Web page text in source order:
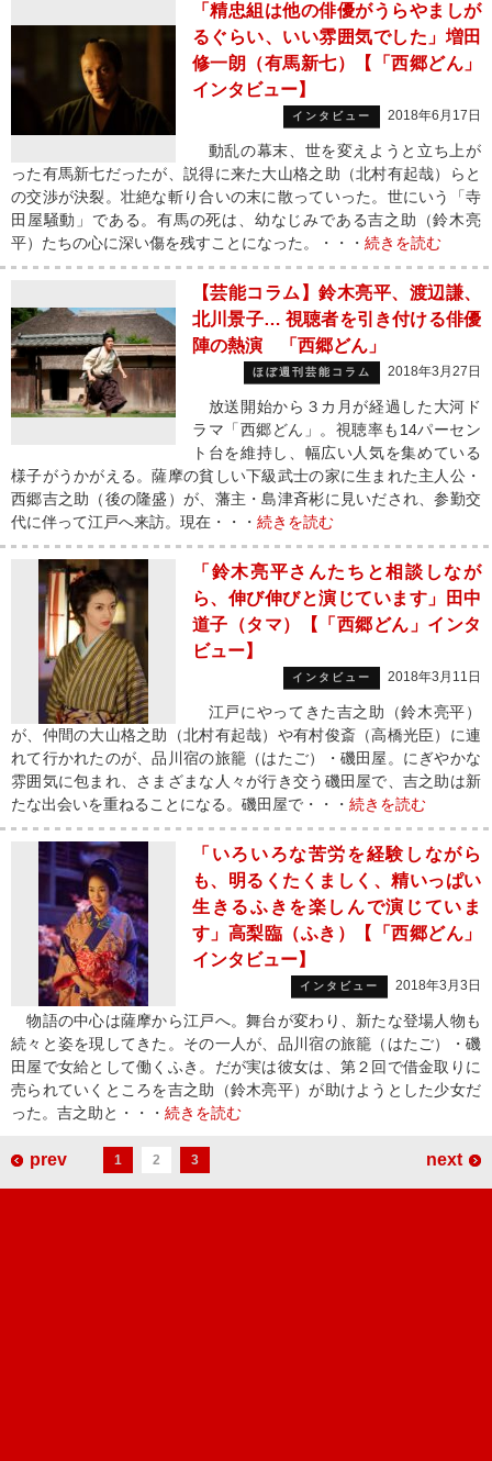
「精忠組は他の俳優がうらやましが
るぐらい、いい雰囲気でした」増田
修一朗（有馬新七）【「西郷どん」
インタビュー】
インタビュー 2018年6月17日
動乱の幕末、世を変えようと立ち上が
った有馬新七だったが、説得に来た大山格之助（北村有起哉）らと
の交渉が決裂。壮絶な斬り合いの末に散っていった。世にいう「寺
田屋騒動」である。有馬の死は、幼なじみである吉之助（鈴木亮
平）たちの心に深い傷を残すことになった。・・・ 続きを読む
【芸能コラム】鈴木亮平、渡辺謙、
北川景子… 視聴者を引き付ける俳優
陣の熱演 「西郷どん」
ほぼ週刊芸能コラム 2018年3月27日
放送開始から３カ月が経過した大河ド
ラマ「西郷どん」。視聴率も14パーセン
ト台を維持し、幅広い人気を集めている
様子がうかがえる。薩摩の貧しい下級武士の家に生まれた主人公・
西郷吉之助（後の隆盛）が、藩主・島津斉彬に見いだされ、参勤交
代に伴って江戸へ来訪。現在・・・ 続きを読む
「鈴木亮平さんたちと相談しなが
ら、伸び伸びと演じています」田中
道子（タマ）【「西郷どん」インタ
ビュー】
インタビュー 2018年3月11日
江戸にやってきた吉之助（鈴木亮平）
が、仲間の大山格之助（北村有起哉）や有村俊斎（高橋光臣）に連
れて行かれたのが、品川宿の旅籠（はたご）・磯田屋。にぎやかな
雰囲気に包まれ、さまざまな人々が行き交う磯田屋で、吉之助は新
たな出会いを重ねることになる。磯田屋で・・・ 続きを読む
「いろいろな苦労を経験しながら
も、明るくたくましく、精いっぱい
生きるふきを楽しんで演じていま
す」高梨臨（ふき）【「西郷どん」
インタビュー】
インタビュー 2018年3月3日
物語の中心は薩摩から江戸へ。舞台が変わり、新たな登場人物も
続々と姿を現してきた。その一人が、品川宿の旅籠（はたご）・磯
田屋で女給として働くふき。だが実は彼女は、第２回で借金取りに
売られていくところを吉之助（鈴木亮平）が助けようとした少女だ
った。吉之助と・・・ 続きを読む
prev 1 2 3 next